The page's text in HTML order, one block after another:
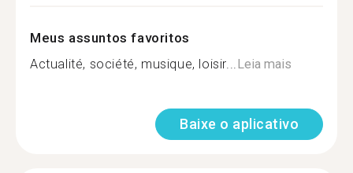
Meus assuntos favoritos
Actualité, société, musique, loisir...Leia mais
Baixe o aplicativo